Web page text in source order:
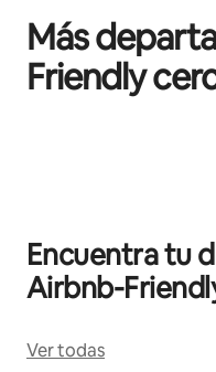
Más
Friendly
Encuentra tu
Airbnb-
Ver todas